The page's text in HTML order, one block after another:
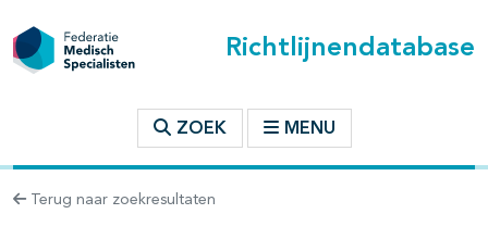
Richtlijnendatabase
ZOEK MENU
Terug naar zoekresultaten